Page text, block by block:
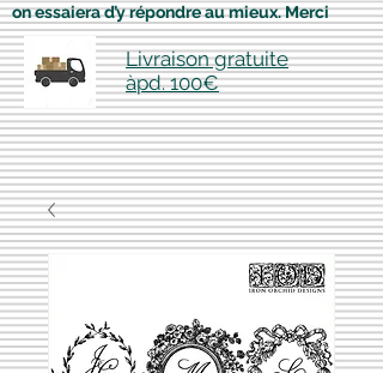
on essaiera d’y répondre au mieux. Merci
Livraison gratuite
àpd. 100€